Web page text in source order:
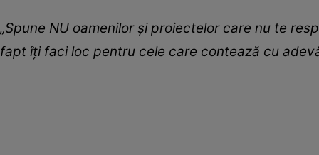
„Spune NU oamenilor și proiectelor care nu te
fapt îți faci loc pentru cele care contează cu